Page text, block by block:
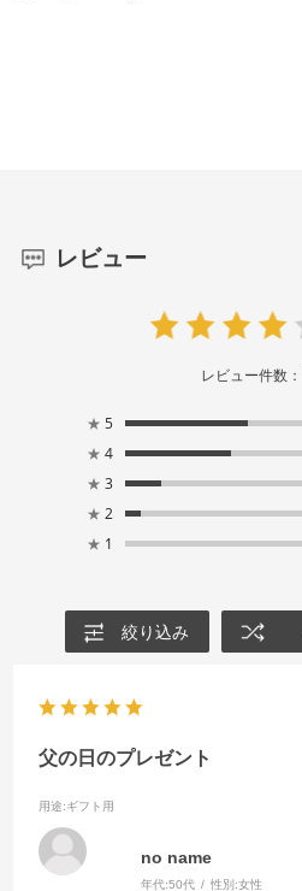
レビュー
レビュー件数：
★ 5
★ 4
★ 3
★ 2
★ 1
絞り込み
父の日のプレゼント
用途:ギフト用
no name
年代:50代 性別:女性